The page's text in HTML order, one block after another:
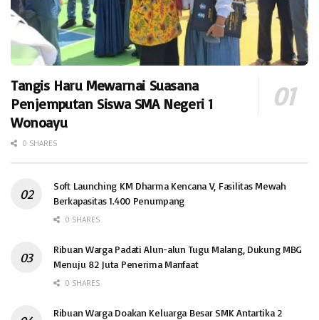
Tangis Haru Mewarnai Suasana
Penjemputan Siswa SMA Negeri 1
Wonoayu
0 SHARES
Soft Launching KM Dharma Kencana V, Fasilitas Mewah
Berkapasitas 1.400 Penumpang
0 SHARES
Ribuan Warga Padati Alun-alun Tugu Malang, Dukung MBG
Menuju 82 Juta Penerima Manfaat
0 SHARES
Ribuan Warga Doakan Keluarga Besar SMK Antartika 2